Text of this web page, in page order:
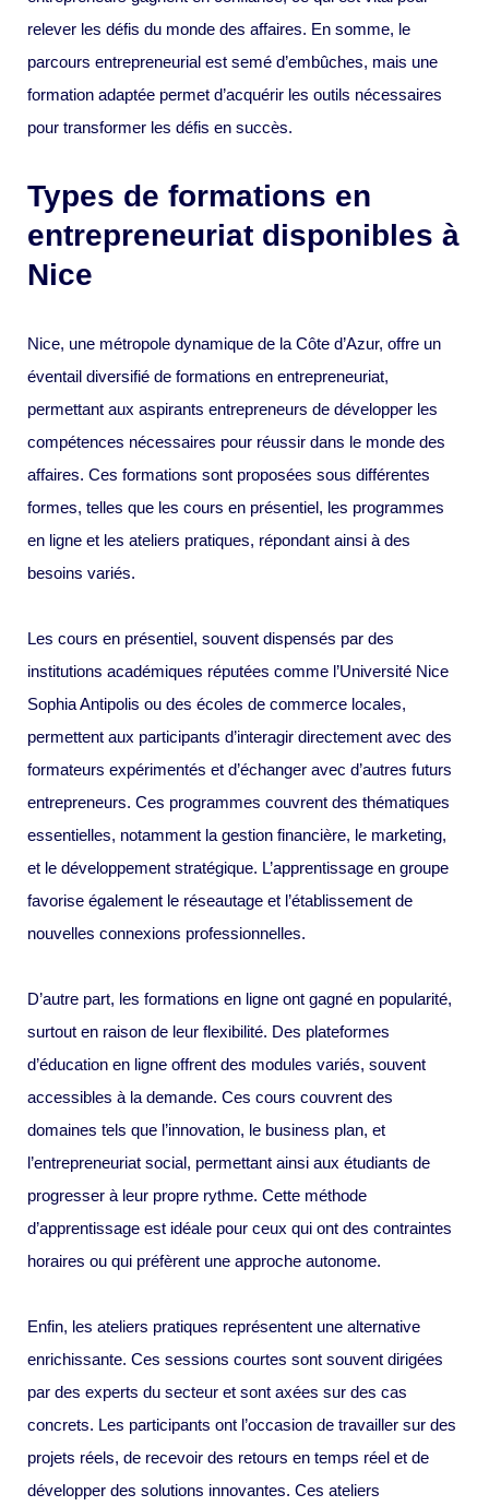
relever les défis du monde des affaires. En somme, le
parcours entrepreneurial est semé d’embûches, mais une
formation adaptée permet d’acquérir les outils nécessaires
pour transformer les défis en succès.
Types de formations en
entrepreneuriat disponibles à
Nice
Nice, une métropole dynamique de la Côte d’Azur, offre un
éventail diversifié de formations en entrepreneuriat,
permettant aux aspirants entrepreneurs de développer les
compétences nécessaires pour réussir dans le monde des
affaires. Ces formations sont proposées sous différentes
formes, telles que les cours en présentiel, les programmes
en ligne et les ateliers pratiques, répondant ainsi à des
besoins variés.
Les cours en présentiel, souvent dispensés par des
institutions académiques réputées comme l’Université Nice
Sophia Antipolis ou des écoles de commerce locales,
permettent aux participants d’interagir directement avec des
formateurs expérimentés et d’échanger avec d’autres futurs
entrepreneurs. Ces programmes couvrent des thématiques
essentielles, notamment la gestion financière, le marketing,
et le développement stratégique. L’apprentissage en groupe
favorise également le réseautage et l’établissement de
nouvelles connexions professionnelles.
D’autre part, les formations en ligne ont gagné en popularité,
surtout en raison de leur flexibilité. Des plateformes
d’éducation en ligne offrent des modules variés, souvent
accessibles à la demande. Ces cours couvrent des
domaines tels que l’innovation, le business plan, et
l’entrepreneuriat social, permettant ainsi aux étudiants de
progresser à leur propre rythme. Cette méthode
d’apprentissage est idéale pour ceux qui ont des contraintes
horaires ou qui préfèrent une approche autonome.
Enfin, les ateliers pratiques représentent une alternative
enrichissante. Ces sessions courtes sont souvent dirigées
par des experts du secteur et sont axées sur des cas
concrets. Les participants ont l’occasion de travailler sur des
projets réels, de recevoir des retours en temps réel et de
développer des solutions innovantes. Ces ateliers